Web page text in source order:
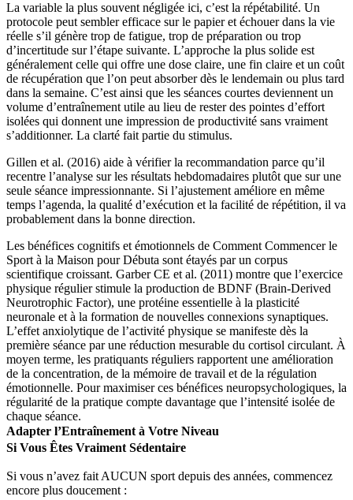
La variable la plus souvent négligée ici, c’est la répétabilité. Un
protocole peut sembler efficace sur le papier et échouer dans la vie
réelle s’il génère trop de fatigue, trop de préparation ou trop
d’incertitude sur l’étape suivante. L’approche la plus solide est
généralement celle qui offre une dose claire, une fin claire et un coût
de récupération que l’on peut absorber dès le lendemain ou plus tard
dans la semaine. C’est ainsi que les séances courtes deviennent un
volume d’entraînement utile au lieu de rester des pointes d’effort
isolées qui donnent une impression de productivité sans vraiment
s’additionner. La clarté fait partie du stimulus.
Gillen et al. (2016) aide à vérifier la recommandation parce qu’il
recentre l’analyse sur les résultats hebdomadaires plutôt que sur une
seule séance impressionnante. Si l’ajustement améliore en même
temps l’agenda, la qualité d’exécution et la facilité de répétition, il va
probablement dans la bonne direction.
Les bénéfices cognitifs et émotionnels de Comment Commencer le
Sport à la Maison pour Débuta sont étayés par un corpus
scientifique croissant. Garber CE et al. (2011) montre que l’exercice
physique régulier stimule la production de BDNF (Brain-Derived
Neurotrophic Factor), une protéine essentielle à la plasticité
neuronale et à la formation de nouvelles connexions synaptiques.
L’effet anxiolytique de l’activité physique se manifeste dès la
première séance par une réduction mesurable du cortisol circulant. À
moyen terme, les pratiquants réguliers rapportent une amélioration
de la concentration, de la mémoire de travail et de la régulation
émotionnelle. Pour maximiser ces bénéfices neuropsychologiques, la
régularité de la pratique compte davantage que l’intensité isolée de
chaque séance.
Adapter l’Entraînement à Votre Niveau
Si Vous Êtes Vraiment Sédentaire
Si vous n’avez fait AUCUN sport depuis des années, commencez
encore plus doucement :